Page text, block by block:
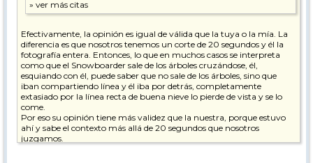
Efectivamente, la opinión es igual de válida que la tuya o la mía. La
diferencia es que nosotros tenemos un corte de 20 segundos y él la
fotografía entera. Entonces, lo que en muchos casos se interpreta
como que el Snowboarder sale de los árboles cruzándose, él,
esquiando con él, puede saber que no sale de los árboles, sino que
iban compartiendo línea y él iba por detrás, completamente
extasiado por la línea recta de buena nieve lo pierde de vista y se lo
come.
Por eso su opinión tiene más validez que la nuestra, porque estuvo
ahí y sabe el contexto más allá de 20 segundos que nosotros
juzgamos.